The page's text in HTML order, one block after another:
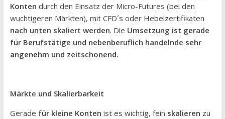
Konten durch den Einsatz der Micro-Futures (bei den
wuchtigeren Märkten), mit CFD´s oder Hebelzertifikaten
nach unten skaliert werden. Die Umsetzung ist gerade
für Berufstätige und nebenberuflich handelnde sehr
angenehm und zeitschonend.
Märkte und Skalierbarkeit
Gerade für kleine Konten ist es wichtig, fein skalieren zu